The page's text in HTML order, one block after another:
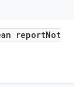
reportNot